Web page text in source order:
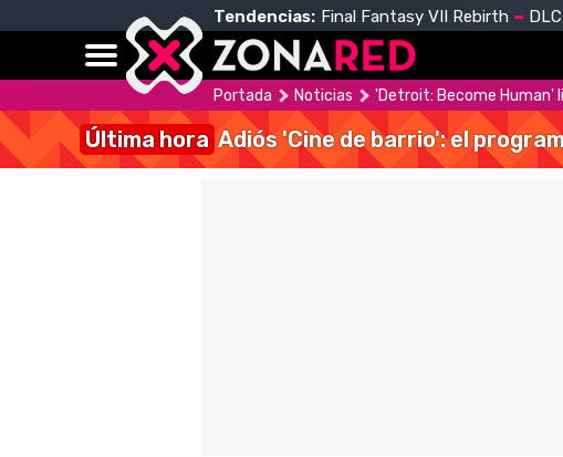
Tendencias: Final Fantasy VII Rebirth
Portada Noticias 'Detroit: Become Human'
Última hora Adiós 'Cine de barrio': el